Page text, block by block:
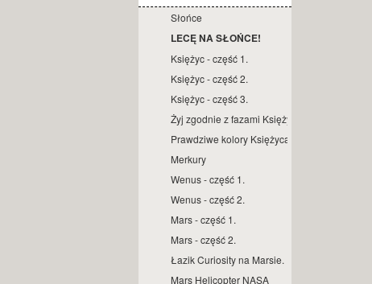
Słońce
LECĘ NA SŁOŃCE!
Księżyc - część 1.
Księżyc - część 2.
Księżyc - część 3.
Żyj zgodnie z fazami Księżyca.
Prawdziwe kolory Księżyca.
Merkury
Wenus - część 1.
Wenus - część 2.
Mars - część 1.
Mars - część 2.
Łazik Curiosity na Marsie.
Mars Helicopter NASA